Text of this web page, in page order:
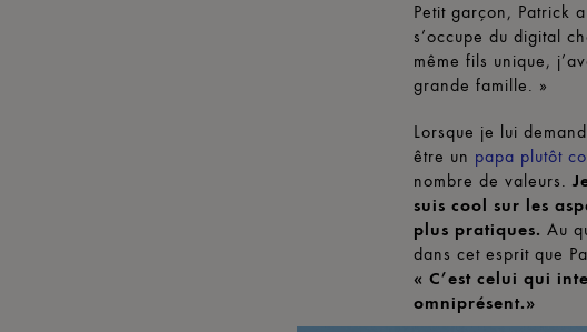
Petit garçon, Patrick
s’occupe du digital
même fils unique,
grande famille. »
Lorsque je lui
être un papa plutôt
nombre de valeurs.
suis cool sur les
plus pratiques. Au
dans cet esprit que
« C’est celui qui
omniprésent.»